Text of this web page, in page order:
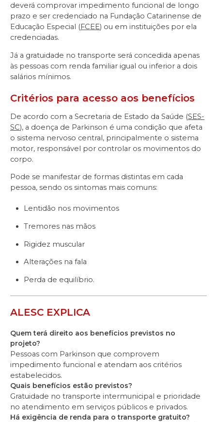
deverá comprovar impedimento funcional de longo
prazo e ser credenciado na Fundação Catarinense de
Educação Especial (FCEE) ou em instituições por ela
credenciadas.
Já a gratuidade no transporte será concedida apenas
às pessoas com renda familiar igual ou inferior a dois
salários mínimos.
Critérios para acesso aos benefícios
De acordo com a Secretaria de Estado da Saúde (SES-
SC), a doença de Parkinson é uma condição que afeta
o sistema nervoso central, principalmente o sistema
motor, responsável por controlar os movimentos do
corpo.
Pode se manifestar de formas distintas em cada
pessoa, sendo os sintomas mais comuns:
Lentidão nos movimentos
Tremores nas mãos
Rigidez muscular
Alterações na fala
Perda de equilíbrio.
ALESC EXPLICA
Quem terá direito aos benefícios previstos no
projeto?
Pessoas com Parkinson que comprovem
impedimento funcional e atendam aos critérios
estabelecidos.
Quais benefícios estão previstos?
Gratuidade no transporte intermunicipal e prioridade
no atendimento em serviços públicos e privados.
Há exigência de renda para o transporte gratuito?